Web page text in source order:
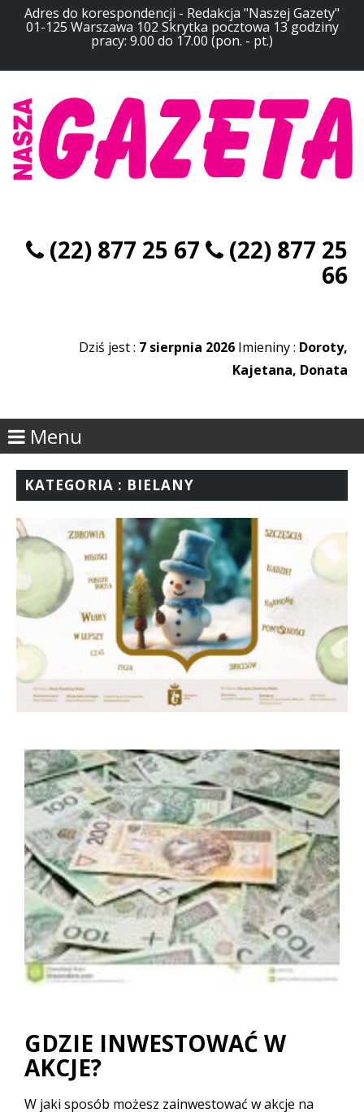
Adres do korespondencji - Redakcja "Naszej Gazety"
01-125 Warszawa 102 Skrytka pocztowa 13 godziny
pracy: 9.00 do 17.00 (pon. - pt.)
(22) 877 25 67
(22) 877 25
66
Dziś jest : 7 sierpnia 2026 Imieniny : Doroty,
Kajetana, Donata
Menu
KATEGORIA : BIELANY
GDZIE INWESTOWAĆ W
AKCJE?
W jaki sposób możesz zainwestować w akcje na